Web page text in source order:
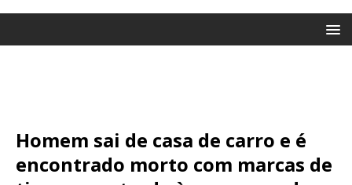
Homem sai de casa de carro e é
encontrado morto com marcas de